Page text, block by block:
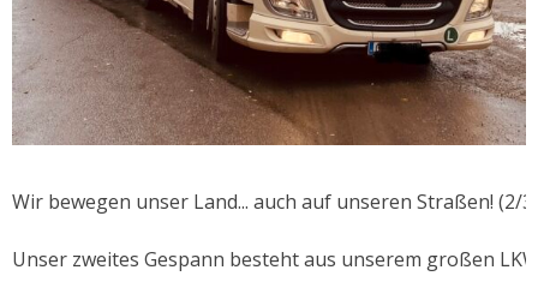
Wir bewegen unser Land... auch auf unseren Straßen! (2/3)
Unser zweites Gespann besteht aus unserem großen